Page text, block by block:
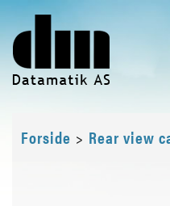
Forside > Rear view